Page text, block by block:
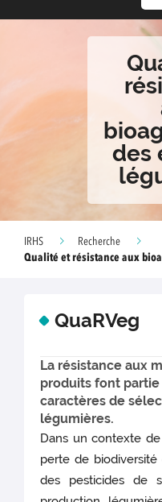
des
IRHS
Recherche
Qualité et résistance aux
QuaRVeg
La résistance aux
produits font
caractères de
légumières.
Dans un contexte
perte de
des pesticides de